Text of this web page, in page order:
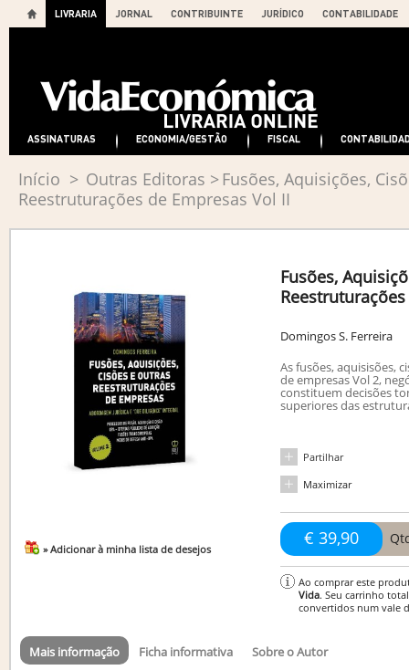
LIVRARIA JORNAL CONTRIBUINTE JURÍDICO CONTABILIDADE
ASSINATURAS ECONOMIA/GESTÃO FISCAL
Início > Outras Editoras >Fusões, Aquisições,
Reestruturações de Empresas Vol II
» Adicionar à minha lista de desejos
Fusões,
Domingos S. Ferreira
As fusões, aquisisões,
de empresas Vol 2,
constituem decisões
superiores das
Partilhar
Maximizar
€ 39,90
Ao comprar este
Vida. Seu carrinho
convertidos num vale
Mais informação Ficha informativa Sobre o Autor